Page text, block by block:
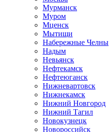
Мурманск
Муром
Мценск
Мытищи
Набережные Челны
Надым
Невьянск
Нефтекамск
Нефтеюганск
Нижневартовск
Нижнекамск
Нижний Новгород
Нижний Тагил
Новокузнецк
Новороссийск